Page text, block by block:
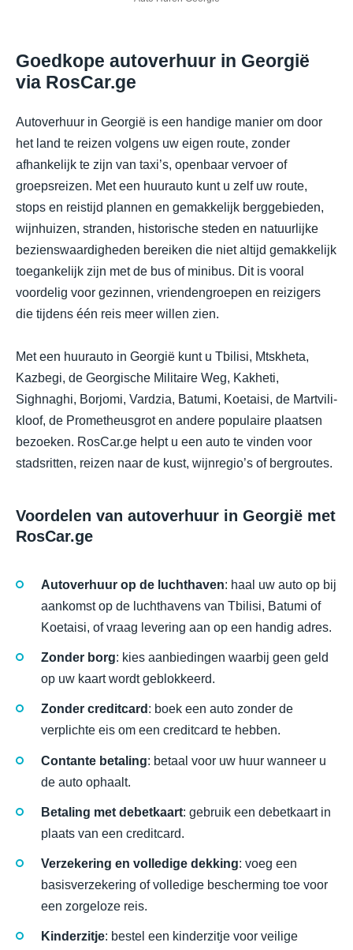
Goedkope autoverhuur in Georgië
via RosCar.ge
Autoverhuur in Georgië is een handige manier om door
het land te reizen volgens uw eigen route, zonder
afhankelijk te zijn van taxi’s, openbaar vervoer of
groepsreizen. Met een huurauto kunt u zelf uw route,
stops en reistijd plannen en gemakkelijk berggebieden,
wijnhuizen, stranden, historische steden en natuurlijke
bezienswaardigheden bereiken die niet altijd gemakkelijk
toegankelijk zijn met de bus of minibus. Dit is vooral
voordelig voor gezinnen, vriendengroepen en reizigers
die tijdens één reis meer willen zien.
Met een huurauto in Georgië kunt u Tbilisi, Mtskheta,
Kazbegi, de Georgische Militaire Weg, Kakheti,
Sighnaghi, Borjomi, Vardzia, Batumi, Koetaisi, de Martvili-
kloof, de Prometheusgrot en andere populaire plaatsen
bezoeken. RosCar.ge helpt u een auto te vinden voor
stadsritten, reizen naar de kust, wijnregio’s of bergroutes.
Voordelen van autoverhuur in Georgië met
RosCar.ge
Autoverhuur op de luchthaven: haal uw auto op bij
aankomst op de luchthavens van Tbilisi, Batumi of
Koetaisi, of vraag levering aan op een handig adres.
Zonder borg: kies aanbiedingen waarbij geen geld
op uw kaart wordt geblokkeerd.
Zonder creditcard : boek een auto zonder de
verplichte eis om een creditcard te hebben.
Contante betaling: betaal voor uw huur wanneer u
de auto ophaalt.
Betaling met debetkaart: gebruik een debetkaart in
plaats van een creditcard.
Verzekering en volledige dekking: voeg een
basisverzekering of volledige bescherming toe voor
een zorgeloze reis.
Kinderzitje: bestel een kinderzitje voor veilige